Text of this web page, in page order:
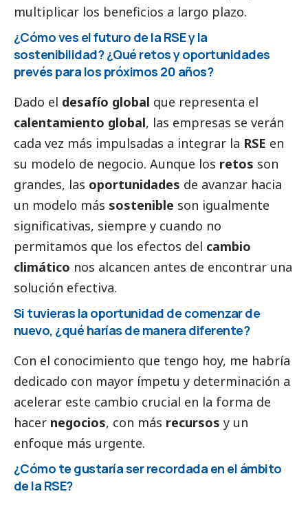
multiplicar los beneficios a largo plazo.
¿Cómo ves el futuro de la RSE y la
sostenibilidad? ¿Qué retos y oportunidades
prevés para los próximos 20 años?
Dado el desafío global que representa el
calentamiento global, las empresas se verán
cada vez más impulsadas a integrar la RSE en
su modelo de negocio. Aunque los retos son
grandes, las oportunidades de avanzar hacia
un modelo más sostenible son igualmente
significativas, siempre y cuando no
permitamos que los efectos del cambio
climático nos alcancen antes de encontrar una
solución efectiva.
Si tuvieras la oportunidad de comenzar de
nuevo, ¿qué harías de manera diferente?
Con el conocimiento que tengo hoy, me habría
dedicado con mayor ímpetu y determinación a
acelerar este cambio crucial en la forma de
hacer negocios, con más recursos y un
enfoque más urgente.
¿Cómo te gustaría ser recordada en el ámbito
de la RSE?